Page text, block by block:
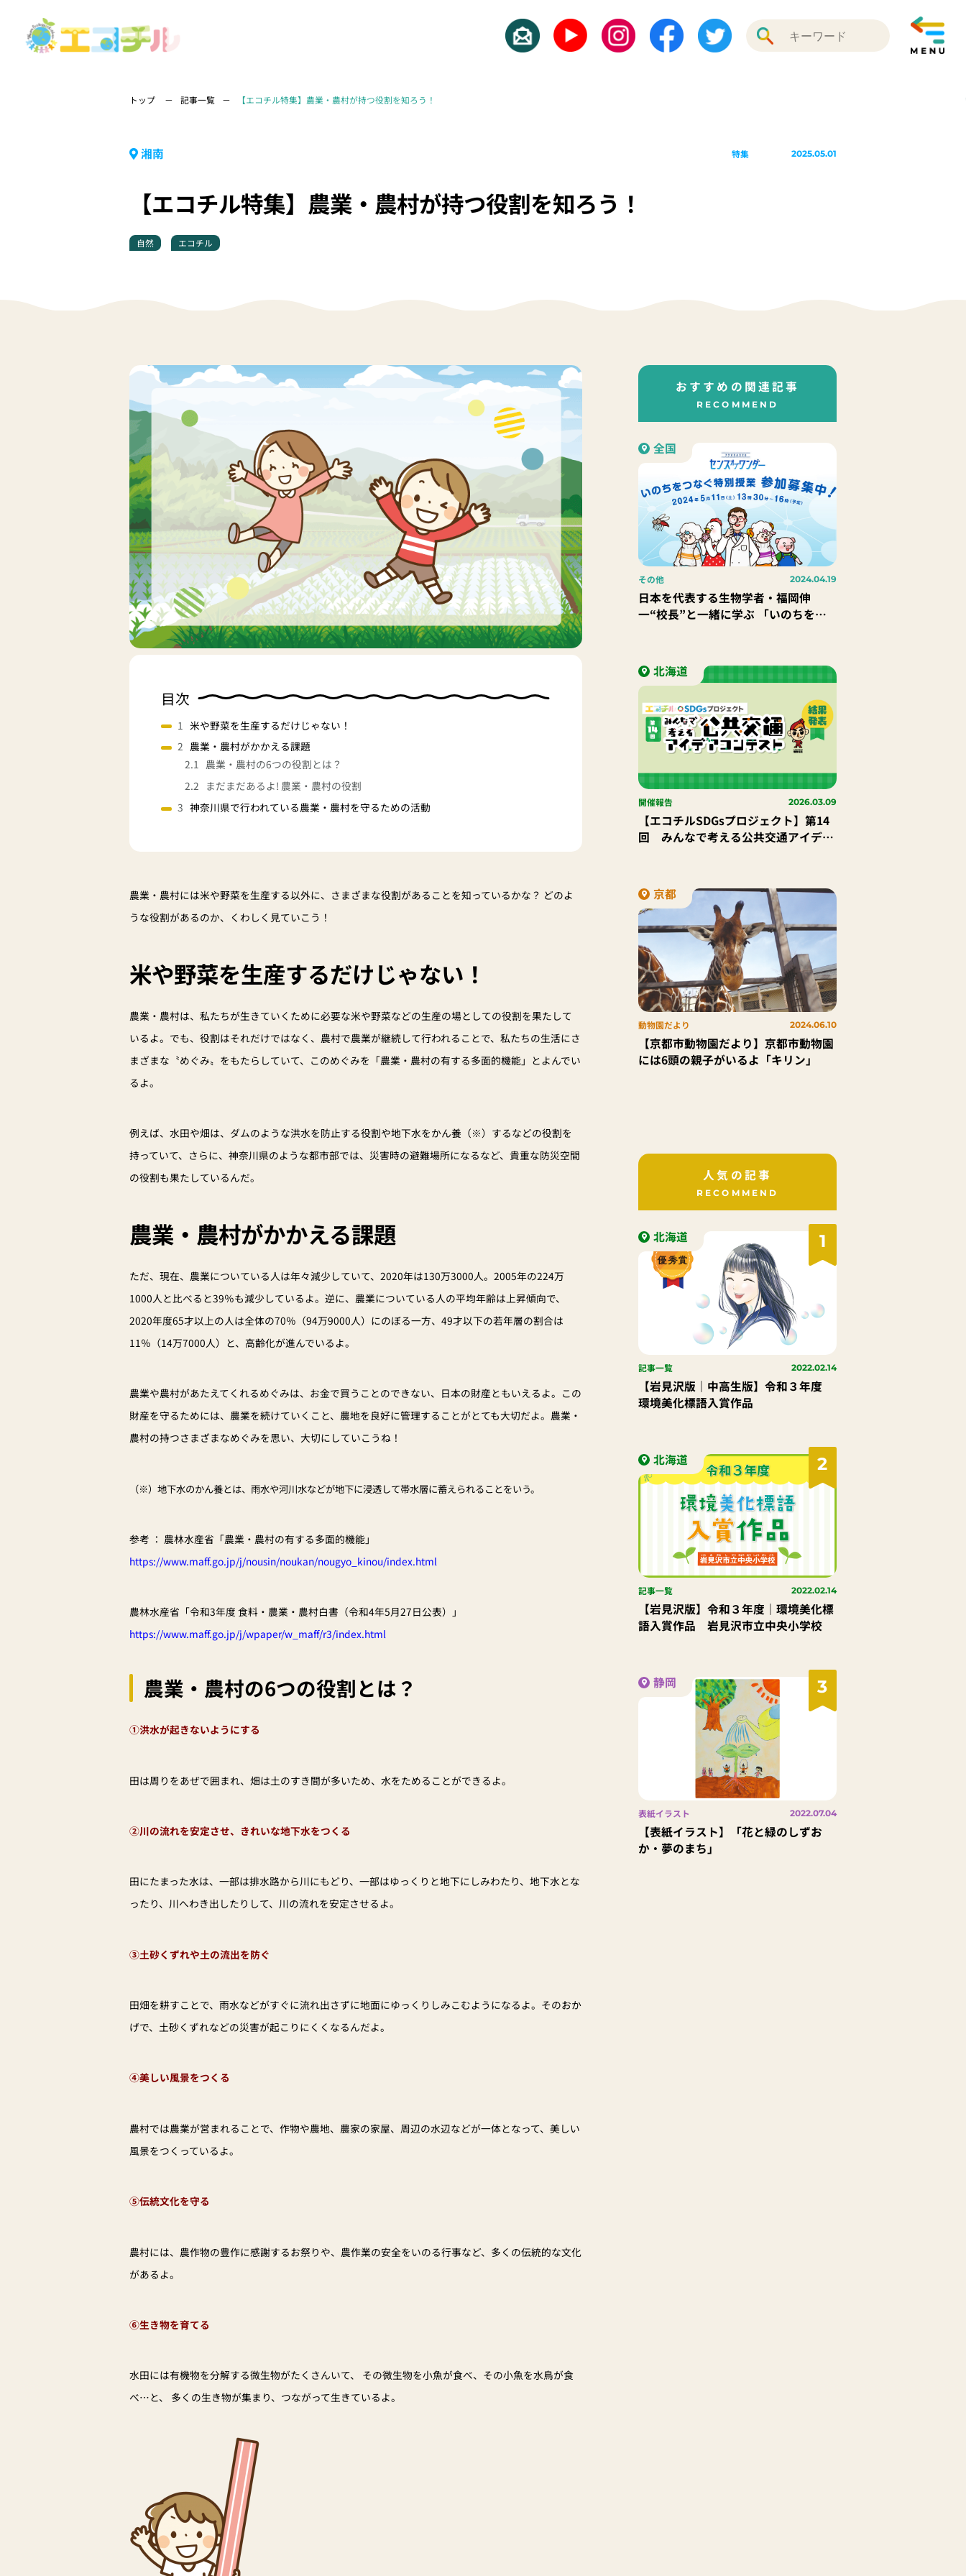
トップ 記事一覧 【エコチル特集】農業・農村が持つ役割を知ろう！
湘南 特集 2025.05.01
【エコチル特集】農業・農村が持つ役割を知ろう！
自然 エコチル
目次
米や野菜を生産するだけじゃない！
農業・農村がかかえる課題
農業・農村の6つの役割とは？
まだまだあるよ! 農業・農村の役割
神奈川県で行われている農業・農村を守るための活動
農業・農村には米や野菜を生産する以外に、さまざまな役割があることを知っているかな？ どのよ
うな役割があるのか、くわしく見ていこう！
米や野菜を生産するだけじゃない！
農業・農村は、私たちが生きていくために必要な米や野菜などの生産の場としての役割を果たして
いるよ。でも、役割はそれだけではなく、農村で農業が継続して行われることで、私たちの生活にさ
まざまな〝めぐみ〟をもたらしていて、このめぐみを「農業・農村の有する多面的機能」とよんでい
るよ。
例えば、水田や畑は、ダムのような洪水を防止する役割や地下水をかん養（※）するなどの役割を
持っていて、さらに、神奈川県のような都市部では、災害時の避難場所になるなど、貴重な防災空間
の役割も果たしているんだ。
農業・農村がかかえる課題
ただ、現在、農業についている人は年々減少していて、2020年は130万3000人。2005年の224万
1000人と比べると39％も減少しているよ。逆に、農業についている人の平均年齢は上昇傾向で、
2020年度65才以上の人は全体の70％（94万9000人）にのぼる一方、49才以下の若年層の割合は
11％（14万7000人）と、高齢化が進んでいるよ。
農業や農村があたえてくれるめぐみは、お金で買うことのできない、日本の財産ともいえるよ。この
財産を守るためには、農業を続けていくこと、農地を良好に管理することがとても大切だよ。農業・
農村の持つさまざまなめぐみを思い、大切にしていこうね！
（※）地下水のかん養とは、雨水や河川水などが地下に浸透して帯水層に蓄えられることをいう。
参考 ： 農林水産省「農業・農村の有する多面的機能」
https://www.maff.go.jp/j/nousin/noukan/nougyo_kinou/index.html
農林水産省「令和3年度 食料・農業・農村白書（令和4年5月27日公表）」
https://www.maff.go.jp/j/wpaper/w_maff/r3/index.html
農業・農村の6つの役割とは？
①洪水が起きないようにする
田は周りをあぜで囲まれ、畑は土のすき間が多いため、水をためることができるよ。
②川の流れを安定させ、きれいな地下水をつくる
田にたまった水は、一部は排水路から川にもどり、一部はゆっくりと地下にしみわたり、地下水とな
ったり、川へわき出したりして、川の流れを安定させるよ。
③土砂くずれや土の流出を防ぐ
田畑を耕すことで、雨水などがすぐに流れ出さずに地面にゆっくりしみこむようになるよ。そのおか
げで、土砂くずれなどの災害が起こりにくくなるんだよ。
④美しい風景をつくる
農村では農業が営まれることで、作物や農地、農家の家屋、周辺の水辺などが一体となって、美しい
風景をつくっているよ。
⑤伝統文化を守る
農村には、農作物の豊作に感謝するお祭りや、農作業の安全をいのる行事など、多くの伝統的な文化
があるよ。
⑥生き物を育てる
水田には有機物を分解する微生物がたくさんいて、 その微生物を小魚が食べ、その小魚を水鳥が食
べ…と、 多くの生き物が集まり、つながって生きているよ。
おすすめの関連記事
RECOMMEND
全国
その他 2024.04.19
日本を代表する生物学者・福岡伸
一“校長”と一緒に学ぶ 「いのちをつ
ち」について考える特別授業（東京会
場・オンライン）と、 環境問題や生物
多様性を学ぶボルネオ現地ツアー実施
北海道
開催報告 2026.03.09
【エコチルSDGsプロジェクト】第14
回 みんなで考える公共交通アイデア
京都
動物園だより 2024.06.10
【京都市動物園だより】京都市動物園
には6頭の親子がいるよ「キリン」
人気の記事
RECOMMEND
1
北海道
記事一覧 2022.02.14
【岩見沢版｜中高生版】令和３年度
環境美化標語入賞作品
2
北海道
記事一覧 2022.02.14
【岩見沢版】令和３年度｜環境美化標
語入賞作品 岩見沢市立中央小学校
3
静岡
表紙イラスト 2022.07.04
【表紙イラスト】「花と緑のしずお
か・夢のまち」